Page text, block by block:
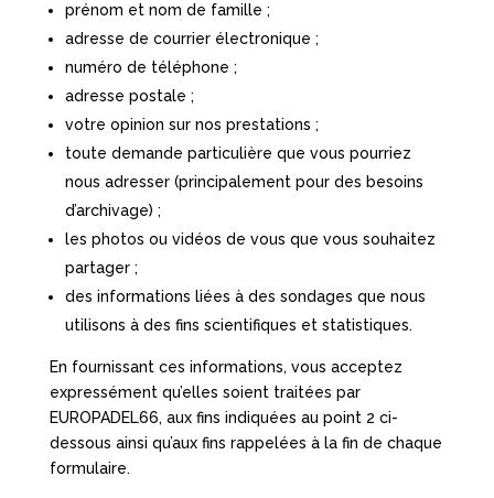
prénom et nom de famille ;
adresse de courrier électronique ;
numéro de téléphone ;
adresse postale ;
votre opinion sur nos prestations ;
toute demande particulière que vous pourriez
nous adresser (principalement pour des besoins
d’archivage) ;
les photos ou vidéos de vous que vous souhaitez
partager ;
des informations liées à des sondages que nous
utilisons à des fins scientifiques et statistiques.
En fournissant ces informations, vous acceptez
expressément qu’elles soient traitées par
EUROPADEL66, aux fins indiquées au point 2 ci-
dessous ainsi qu’aux fins rappelées à la fin de chaque
formulaire.